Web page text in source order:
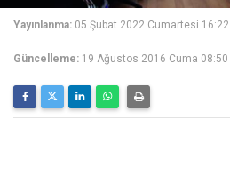
Yayınlanma: 05 Şubat 2022 Cumartesi 16:22
Güncelleme: 19 Ağustos 2016 Cuma 08:50